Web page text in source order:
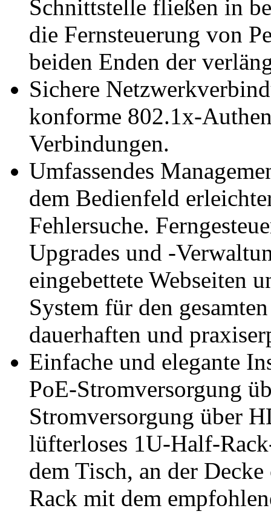
Schnittstelle fließen in
die Fernsteuerung von
beiden Enden der
Sichere
konforme 802.1x-
Verbindungen.
Umfassendes
dem Bedienfeld
Fehlersuche.
Upgrades und -
eingebettete Webseiten
System für den
dauerhaften und
Einfache und elegante
PoE-Stromversorgung
Stromversorgung über
lüfterloses 1U-Half-
dem Tisch, an der
Rack mit dem